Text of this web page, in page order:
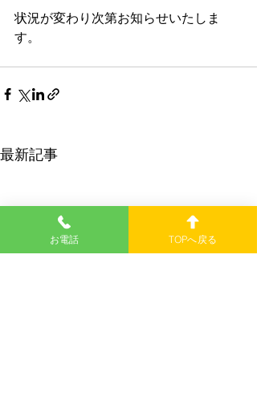
状況が変わり次第お知らせいたしま
す。
最新記事
お電話 TOPへ戻る